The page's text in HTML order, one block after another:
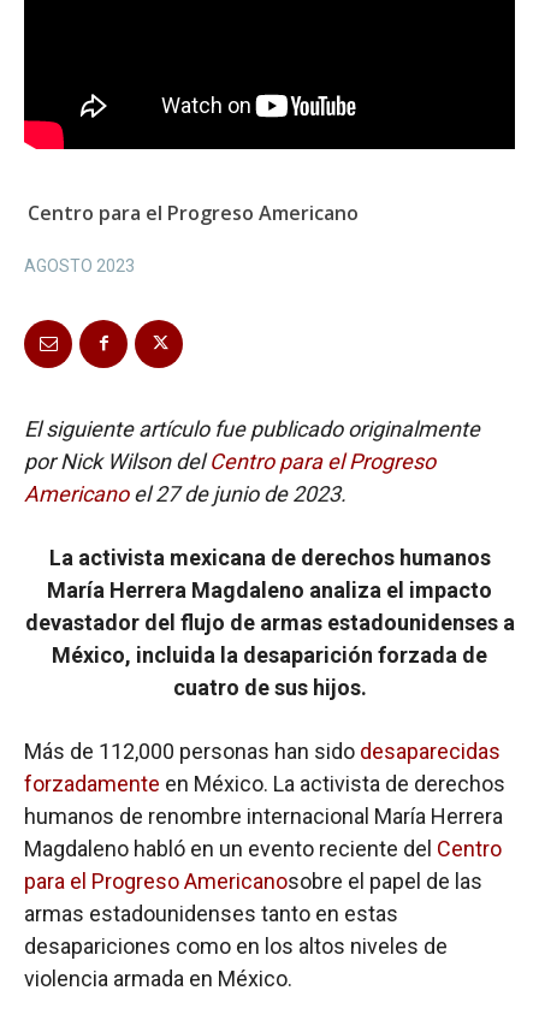
Centro para el Progreso Americano
AGOSTO 2023
El siguiente artículo fue publicado originalmente
por Nick Wilson delCentro para el Progreso
Americanoel 27 de junio de 2023.
La activista mexicana de derechos humanos
María Herrera Magdaleno analiza el impacto
devastador del flujo de armas estadounidenses a
México, incluida la desaparición forzada de
cuatro de sus hijos.
Más de 112,000 personas han sido desaparecidas
forzadamente en México. La activista de derechos
humanos de renombre internacional María Herrera
Magdaleno habló en un evento reciente del Centro
para el Progreso Americanosobre el papel de las
armas estadounidenses tanto en estas
desapariciones como en los altos niveles de
violencia armada en México.